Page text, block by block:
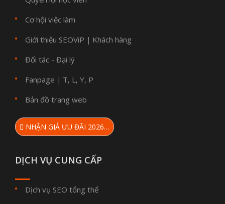
Cơ hội việc làm
Giới thiệu SEOViP | Khách hàng
Đối tác - Đại lý
Fanpage | T, L, Y, P
Bản đồ trang web
NHẬN GIÁ ƯU ĐÃI 2026…
DỊCH VỤ CUNG CẤP
Dịch vụ SEO tổng thể